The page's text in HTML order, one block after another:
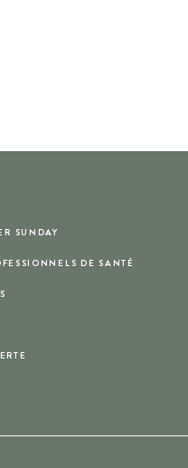
SUNDAY
DE SANTÉ